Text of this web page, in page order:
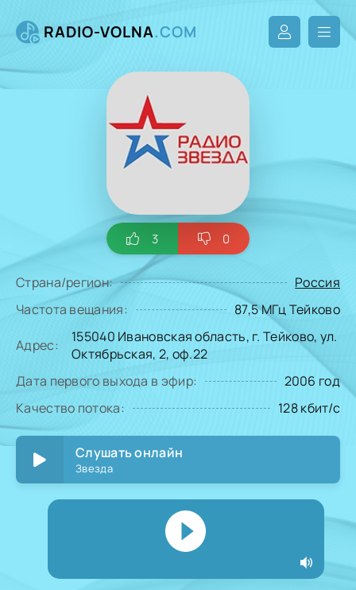
RADIO-VOLNA.COM
3 0
Страна/регион:
Россия
Частота вещания:
87,5 МГц Тейково
Адрес:
155040 Ивановская область, г. Тейково, ул.
Октябрьская, 2, оф.22
Дата первого выхода в эфир:
2006 год
Качество потока:
128 кбит/с
Слушать онлайн
Звезда